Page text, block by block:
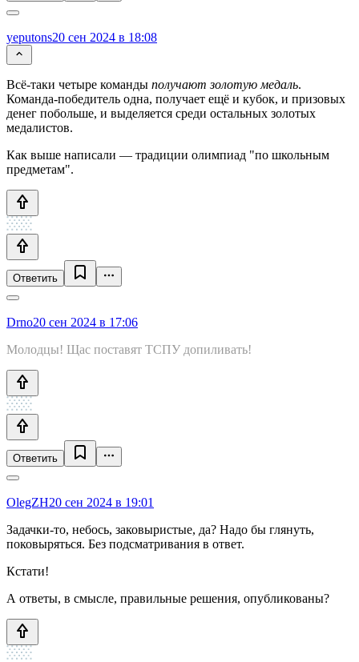
yeputons20 сен 2024 в 18:08
Всё-таки четыре команды получают золотую медаль.
Команда-победитель одна, получает ещё и кубок, и призовых
денег побольше, и выделяется среди остальных золотых
медалистов.
Как выше написали — традиции олимпиад "по школьным
предметам".
Ответить
Drno20 сен 2024 в 17:06
Молодцы! Щас поставят ТСПУ допиливать!
Ответить
OlegZH20 сен 2024 в 19:01
Задачки-то, небось, заковыристые, да? Надо бы глянуть,
поковыряться. Без подсматривания в ответ.
Кстати!
А ответы, в смысле, правильные решения, опубликованы?